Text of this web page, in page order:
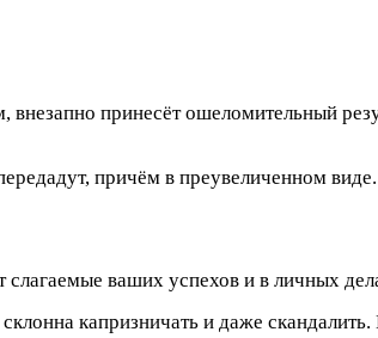
принесёт ошеломительный
причём в преувеличенном виде.
слагаемые ваших успехов и в личных
капризничать и даже